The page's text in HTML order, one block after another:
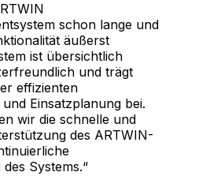
schon lange und
äußerst
ist übersichtlich
und trägt
effizienten
Einsatzplanung bei.
wir die schnelle und
des ARTWIN-
Systems.